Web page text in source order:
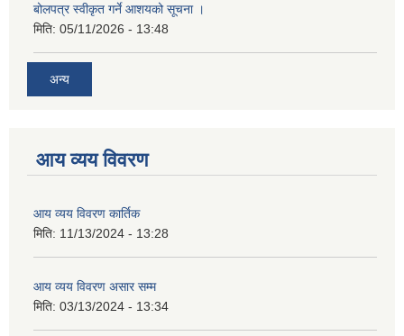
बोलपत्र स्वीकृत गर्ने आशयको सूचना ।
मिति: 05/11/2026 - 13:48
अन्य
आय व्यय विवरण
आय व्यय विवरण कार्तिक
मिति: 11/13/2024 - 13:28
आय व्यय विवरण असार सम्म
मिति: 03/13/2024 - 13:34